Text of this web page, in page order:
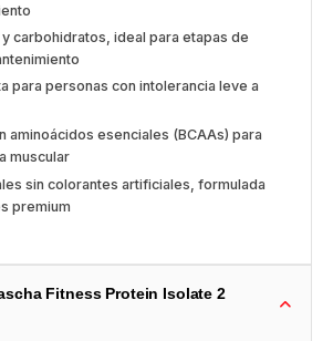
carbohidratos, ideal para etapas de
para personas con intolerancia leve a
aminoácidos esenciales (BCAAs) para
muscular
sin colorantes artificiales, formulada
premium
Fitness Protein Isolate 2